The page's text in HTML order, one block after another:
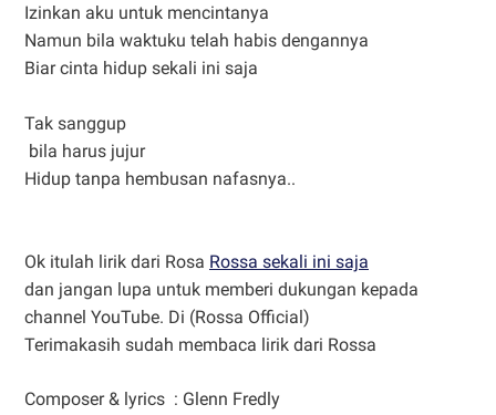
Izinkan aku untuk mencintanya
Namun bila waktuku telah habis dengannya
Biar cinta hidup sekali ini saja
Tak sanggup
bila harus jujur
Hidup tanpa hembusan nafasnya..
Ok itulah lirik dari Rosa Rossa sekali ini saja
dan jangan lupa untuk memberi dukungan kepada
channel YouTube. Di (Rossa Official)
Terimakasih sudah membaca lirik dari Rossa
Composer & lyrics : Glenn Fredly